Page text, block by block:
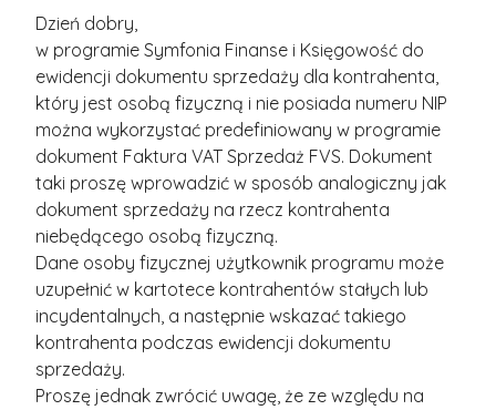
Dzień dobry,
w programie Symfonia Finanse i Księgowość do
ewidencji dokumentu sprzedaży dla kontrahenta,
który jest osobą fizyczną i nie posiada numeru NIP
można wykorzystać predefiniowany w programie
dokument Faktura VAT Sprzedaż FVS. Dokument
taki proszę wprowadzić w sposób analogiczny jak
dokument sprzedaży na rzecz kontrahenta
niebędącego osobą fizyczną.
Dane osoby fizycznej użytkownik programu może
uzupełnić w kartotece kontrahentów stałych lub
incydentalnych, a następnie wskazać takiego
kontrahenta podczas ewidencji dokumentu
sprzedaży.
Proszę jednak zwrócić uwagę, że ze względu na